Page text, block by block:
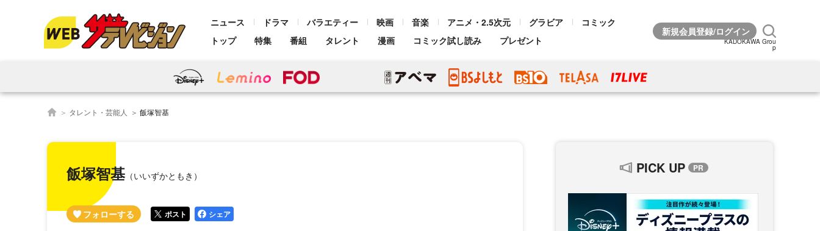
ニュース ドラマ バラエティー 映画 音楽 アニメ・2.5次元 グラビア
コミック
トップ
特集 番組 タレント 漫画 コミック試し読み プレゼント KADOKAWA Grou
p
タレント・芸能人 飯塚智基
飯塚智基（いいずかともき）
ポスト シェア
PICK UP